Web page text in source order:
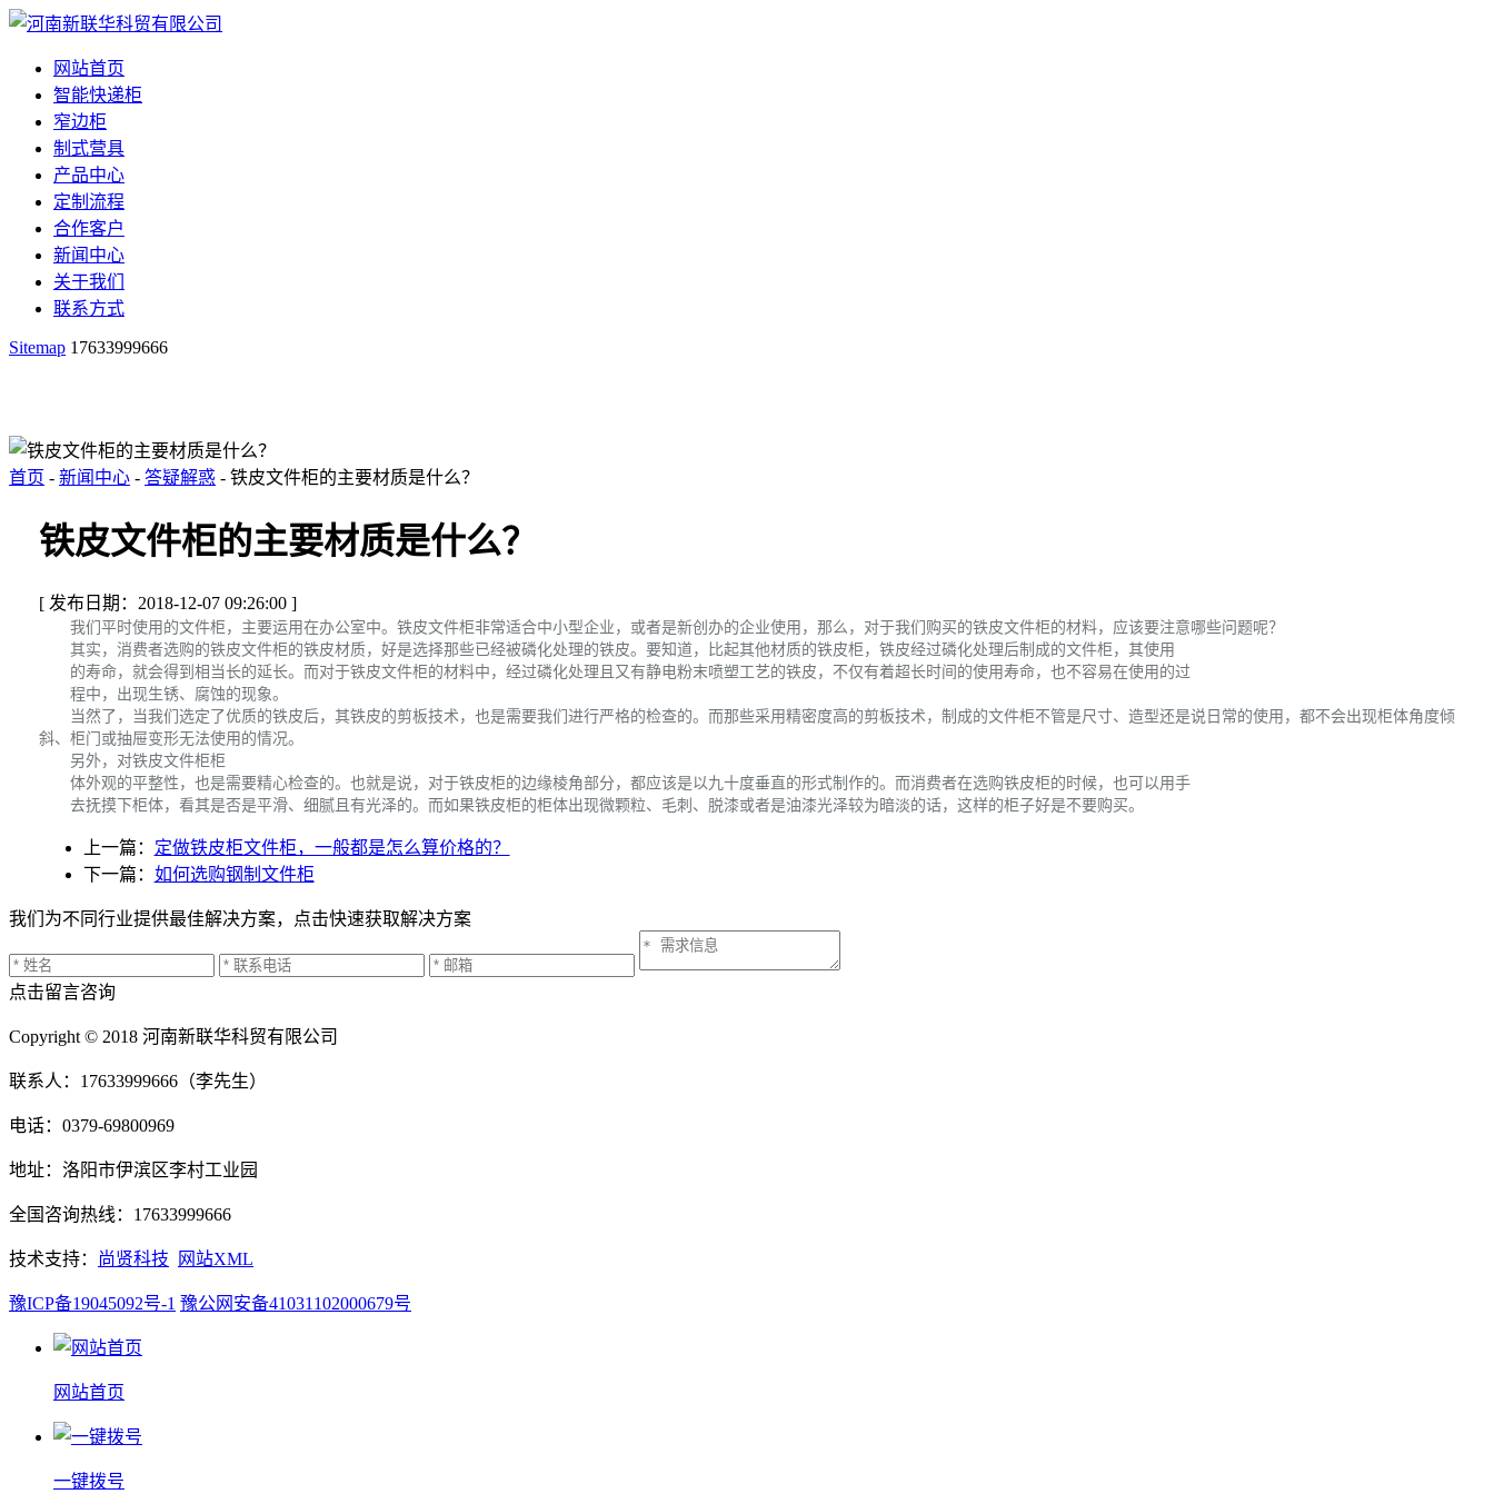
网站首页
智能快递柜
窄边柜
制式营具
产品中心
定制流程
合作客户
新闻中心
关于我们
联系方式
Sitemap 17633999666
首页 - 新闻中心 - 答疑解惑 - 铁皮文件柜的主要材质是什么？
铁皮文件柜的主要材质是什么？
[ 发布日期：2018-12-07 09:26:00 ]
我们平时使用的文件柜，主要运用在办公室中。铁皮文件柜非常适合中小型企业，或者是新创办的企业使用，那么，对于我们购买的铁皮文件柜的材料，应该要注意哪些问题呢？
其实，消费者选购的铁皮文件柜的铁皮材质，好是选择那些已经被磷化处理的铁皮。要知道，比起其他材质的铁皮柜，铁皮经过磷化处理后制成的文件柜，其使用
的寿命，就会得到相当长的延长。而对于铁皮文件柜的材料中，经过磷化处理且又有静电粉末喷塑工艺的铁皮，不仅有着超长时间的使用寿命，也不容易在使用的过
程中，出现生锈、腐蚀的现象。
当然了，当我们选定了优质的铁皮后，其铁皮的剪板技术，也是需要我们进行严格的检查的。而那些采用精密度高的剪板技术，制成的文件柜不管是尺寸、造型还是说日常的使用，都不会出现柜体角度倾
斜、柜门或抽屉变形无法使用的情况。
另外，对铁皮文件柜柜
体外观的平整性，也是需要精心检查的。也就是说，对于铁皮柜的边缘棱角部分，都应该是以九十度垂直的形式制作的。而消费者在选购铁皮柜的时候，也可以用手
去抚摸下柜体，看其是否是平滑、细腻且有光泽的。而如果铁皮柜的柜体出现微颗粒、毛刺、脱漆或者是油漆光泽较为暗淡的话，这样的柜子好是不要购买。
上一篇： 定做铁皮柜文件柜，一般都是怎么算价格的？
下一篇： 如何选购钢制文件柜
我们为不同行业提供最佳解决方案，点击快速获取解决方案
点击留言咨询
Copyright © 2018 河南新联华科贸有限公司
联系人：17633999666（李先生）
电话：0379-69800969
地址：洛阳市伊滨区李村工业园
全国咨询热线：17633999666
技术支持： 尚贤科技 网站XML
豫ICP备19045092号-1 豫公网安备41031102000679号
网站首页
一键拨号